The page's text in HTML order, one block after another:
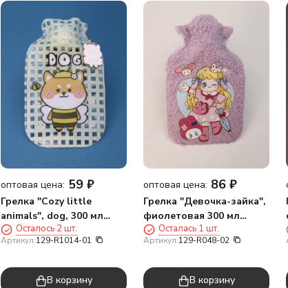
оптовая цена: 59 ₽
Грелка "Cozy little
animals", dog, 300 мл
(19*11 см)
Осталось 2 шт.
Артикул:129-R1014-01
В корзину
оптовая цена: 86 ₽
Грелка "Девочка-зайка",
фиолетовая 300 мл
(19*11 см)
Осталась 1 шт.
Артикул:129-R048-02
В корзину